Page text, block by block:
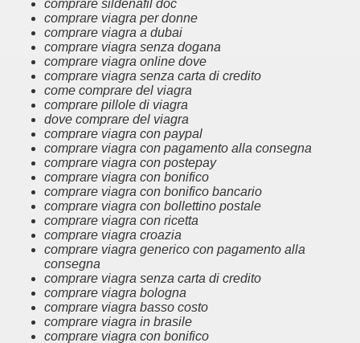
comprare sildenafil doc
comprare viagra per donne
comprare viagra a dubai
comprare viagra senza dogana
comprare viagra online dove
comprare viagra senza carta di credito
come comprare del viagra
comprare pillole di viagra
dove comprare del viagra
comprare viagra con paypal
comprare viagra con pagamento alla consegna
comprare viagra con postepay
comprare viagra con bonifico
comprare viagra con bonifico bancario
comprare viagra con bollettino postale
comprare viagra con ricetta
comprare viagra croazia
comprare viagra generico con pagamento alla
consegna
comprare viagra senza carta di credito
comprare viagra bologna
comprare viagra basso costo
comprare viagra in brasile
comprare viagra con bonifico